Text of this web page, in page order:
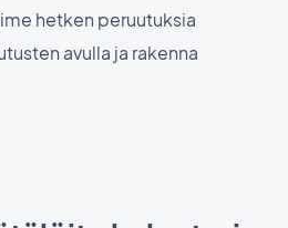
hetken peruutuksia
avulla ja rakenna